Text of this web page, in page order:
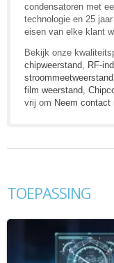
condensatoren met
technologie en 25
eisen van elke klant
Bekijk onze
chipweerstand
RF-
stroommeetweerstand
film weerstand
vrij om Neem contact
TOEPASSING